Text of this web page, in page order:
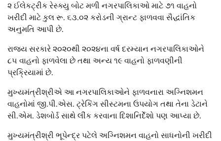
૨ ઈલેકટ્રીક રેસ્ક્યુ બોટ મળી નગરપાલિકાઓ માટે ૭૧ વાહનો
ખરીદી માટે કુલ રૂ. ૬૩.૦૨ કરોડની ગ્રાન્ટ ફાળવવા સૈદ્ધાંતિક
અનુમતિ આપી છે.
રાજ્ય સરકારે ૨૦૨૦થી ૨૦૨૪ના વર્ષ દરમ્યાન નગરપાલિકાઓને
૮૫ વાહનો ફાળવેલા છે તથા અન્ય ૧૯ વાહનો ફાળવણીની
પ્રક્રિયામાં છે.
મુખ્યમંત્રીશ્રીએ આ નગરપાલિકાઓને ફાળવનારા અગ્નિશમન
વાહનોમાં જી.પી.એસ. ટ્રેકિંગ સીસ્ટમના ઉપયોગ તથા તેના ડેટાને
સી.એમ. ડેશબોર્ડ સાથે લીંક કરવાના દિશાનિર્દેશો પણ આપ્યા છે.
મુખ્યમંત્રીશ્રી ભૂપેન્દ્ર પટેલે અગ્નિશમન વાહનો સાધનોની ખરીદી